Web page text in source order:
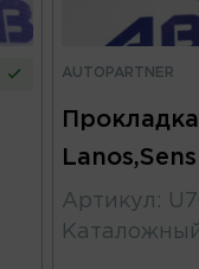
AUTOPARTNER
Артикул :